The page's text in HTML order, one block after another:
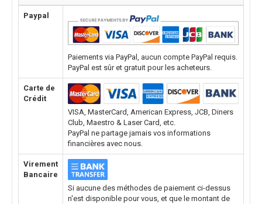
Paypal
Paiements via PayPal, aucun compte PayPal requis.
PayPal est sûr et gratuit pour les acheteurs.
Carte de
Crédit
VISA, MasterCard, American Express, JCB, Diners
Club, Maestro & Laser Card, etc.
PayPal ne partage jamais vos informations
financières avec nous.
Virement
Bancaire
Si aucune des méthodes de paiement ci-dessus
n'est disponible pour vous, et que le montant de